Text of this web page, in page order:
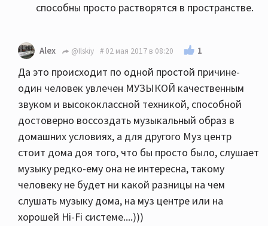
способны просто растворятся в пространстве.
Alex @Ilskiy 02 мая 2017 в 08:20 1
Да это происходит по одной простой причине-
один человек увлечен МУЗЫКОЙ качественным
звуком и высококлассной техникой, способной
достоверно воссоздать музыкальный образ в
домашних условиях, а для другого Муз центр
стоит дома доя того, что бы просто было, слушает
музыку редко-ему она не интересна, такому
человеку не будет ни какой разницы на чем
слушать музыку дома, на муз центре или на
хорошей Hi-Fi системе....)))